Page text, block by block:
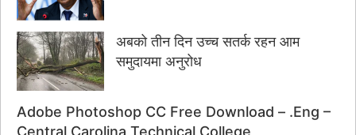
अबको तीन दिन उच्च सतर्क रहन आम
समुदायमा अनुरोध
Adobe Photoshop CC Free Download – .Eng –
Central Carolina Technical College